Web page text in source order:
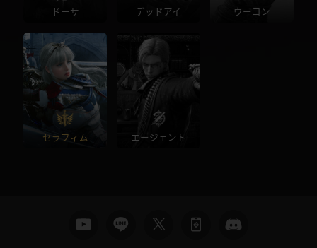
ドーサ デッドアイ ウーコン
セラフィム エージェント